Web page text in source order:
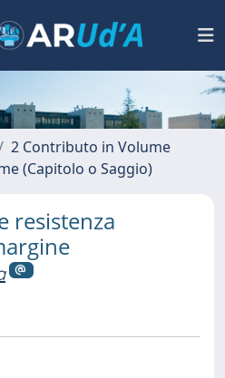
2 Contributo in Volume
(Capitolo o Saggio)
resistenza